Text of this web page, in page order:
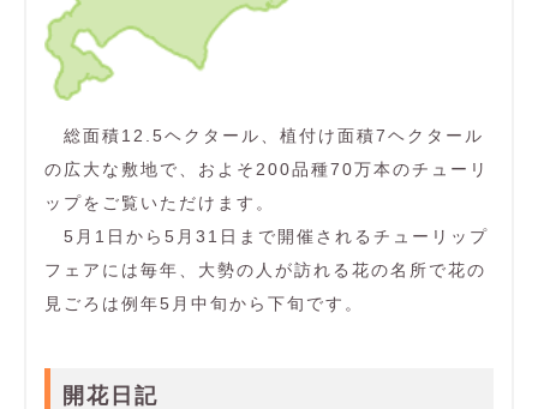
総面積12.5ヘクタール、植付け面積7ヘクタール
の広大な敷地で、およそ200品種70万本のチューリ
ップをご覧いただけます。
5月1日から5月31日まで開催されるチューリップ
フェアには毎年、大勢の人が訪れる花の名所で花の
見ごろは例年5月中旬から下旬です。
開花日記